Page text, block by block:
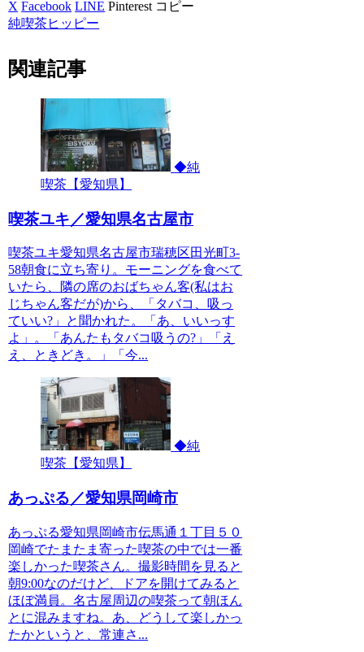
X Facebook LINE Pinterest コピー
純喫茶ヒッピー
関連記事
◆純
喫茶【愛知県】
喫茶ユキ／愛知県名古屋市
喫茶ユキ愛知県名古屋市瑞穂区田光町3-
58朝食に立ち寄り。モーニングを食べて
いたら、隣の席のおばちゃん客(私はお
じちゃん客だが)から、「タバコ、吸っ
ていい?」と聞かれた。「あ、いいっす
よ」。「あんたもタバコ吸うの?」「え
え、ときどき。」「今...
◆純
喫茶【愛知県】
あっぷる／愛知県岡崎市
あっぷる愛知県岡崎市伝馬通１丁目５０
岡崎でたまたま寄った喫茶の中では一番
楽しかった喫茶さん。撮影時間を見ると
朝9:00なのだけど、ドアを開けてみると
ほぼ満員。名古屋周辺の喫茶って朝ほん
とに混みますね。あ、どうして楽しかっ
たかというと、常連さ...